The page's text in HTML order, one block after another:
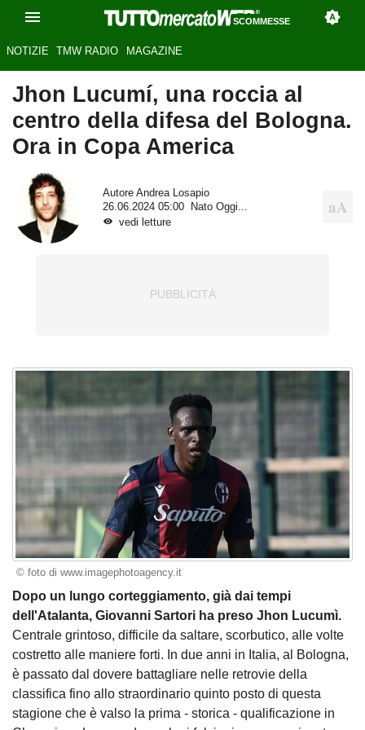
SCOMMESSE
NOTIZIE TMW RADIO MAGAZINE
Jhon Lucumí, una roccia al
centro della difesa del Bologna.
Ora in Copa America
Autore Andrea Losapio
26.06.2024 05:00
Nato Oggi...
vedi letture
© foto di www.imagephotoagency.it
Dopo un lungo corteggiamento, già dai tempi
dell'Atalanta, Giovanni Sartori ha preso Jhon Lucumì.
Centrale grintoso, difficile da saltare, scorbutico, alle volte
costretto alle maniere forti. In due anni in Italia, al Bologna,
è passato dal dovere battagliare nelle retrovie della
classifica fino allo straordinario quinto posto di questa
stagione che è valso la prima - storica - qualificazione in